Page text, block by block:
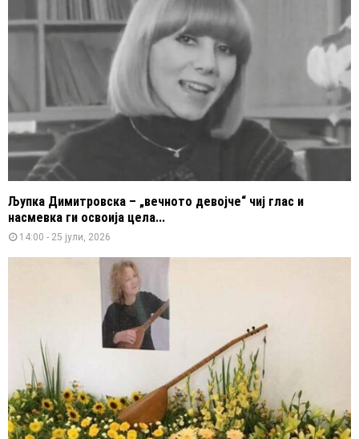
Љупка Димитровска – „вечното девојче“ чиј глас и
насмевка ги освоија цела...
14:00 - 25 јули, 2026